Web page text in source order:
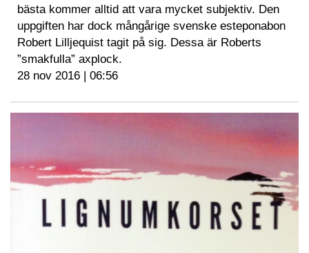
bästa kommer alltid att vara mycket subjektiv. Den
uppgiften har dock mångårige svenske esteponabon
Robert Lilljequist tagit på sig. Dessa är Roberts
”smakfulla” axplock.
28 nov 2016 | 06:56